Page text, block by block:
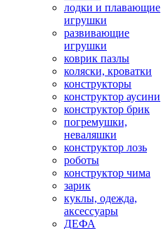
лодки и плавающие
игрушки
развивающие
игрушки
коврик пазлы
коляски, кроватки
конструкторы
конструктор аусини
конструктор брик
погремушки,
неваляшки
конструктор лозь
роботы
конструктор чима
зарик
куклы, одежда,
аксессуары
ДЕФА